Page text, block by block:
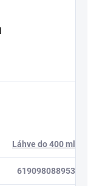
Láhve do 400 ml
619098088953